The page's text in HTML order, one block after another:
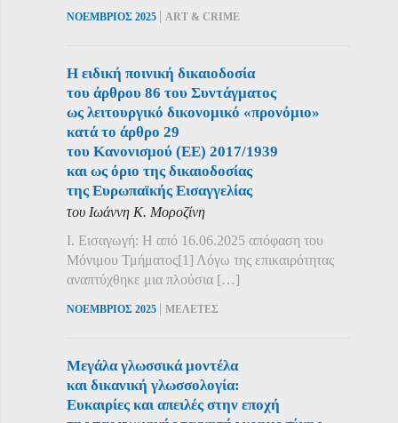
ΝΟΕΜΒΡΙΟΣ 2025 | ART & CRIME
Η ειδική ποινική δικαιοδοσία
του άρθρου 86 του Συντάγματος
ως λειτουργικό δικονομικό «προνόμιο»
κατά το άρθρο 29
του Κανονισμού (ΕΕ) 2017/1939
και ως όριο της δικαιοδοσίας
της Ευρωπαϊκής Εισαγγελίας
του Ιωάννη Κ. Μοροζίνη
Ι. Εισαγωγή: Η από 16.06.2025 απόφαση του
Μόνιμου Τμήματος[1] Λόγω της επικαιρότητας
αναπτύχθηκε μια πλούσια […]
ΝΟΕΜΒΡΙΟΣ 2025 | ΜΕΛΕΤΕΣ
Μεγάλα γλωσσικά μοντέλα
και δικανική γλωσσολογία:
Ευκαιρίες και απειλές στην εποχή